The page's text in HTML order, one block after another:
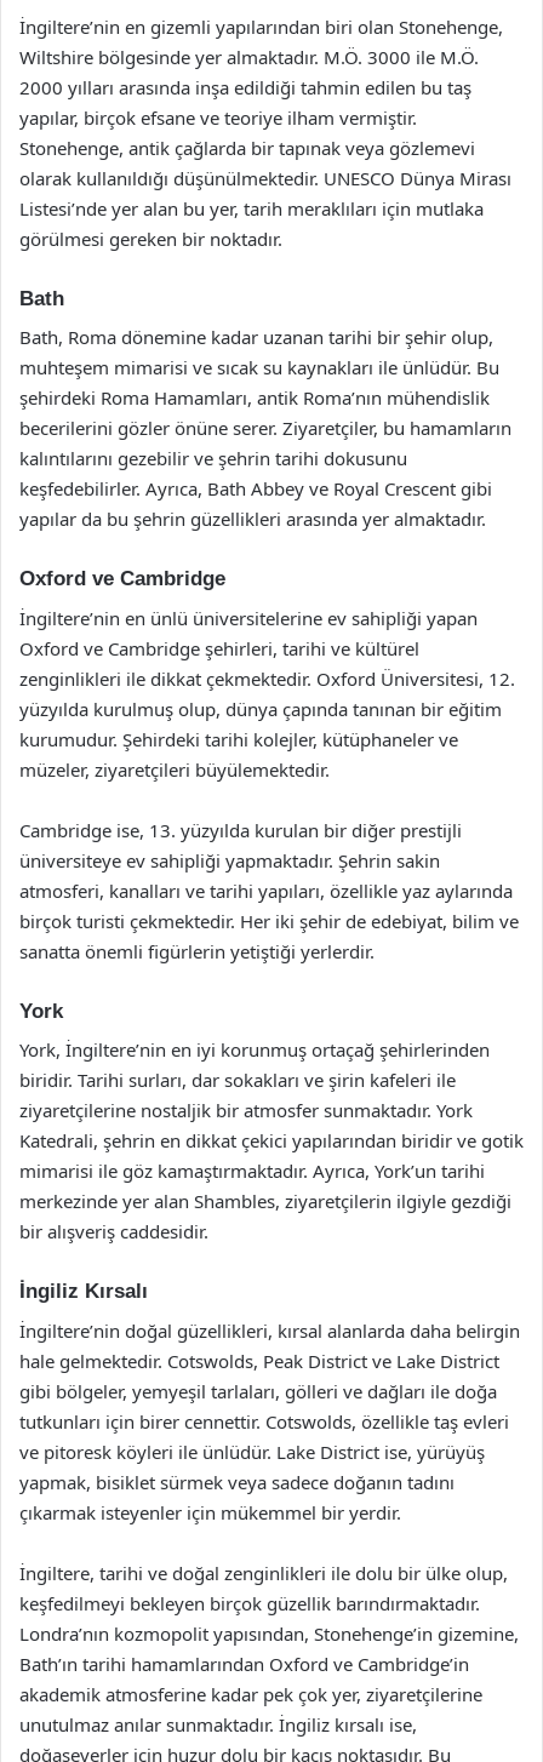
İngiltere’nin en gizemli yapılarından biri olan Stonehenge,
Wiltshire bölgesinde yer almaktadır. M.Ö. 3000 ile M.Ö.
2000 yılları arasında inşa edildiği tahmin edilen bu taş
yapılar, birçok efsane ve teoriye ilham vermiştir.
Stonehenge, antik çağlarda bir tapınak veya gözlemevi
olarak kullanıldığı düşünülmektedir. UNESCO Dünya Mirası
Listesi’nde yer alan bu yer, tarih meraklıları için mutlaka
görülmesi gereken bir noktadır.
Bath
Bath, Roma dönemine kadar uzanan tarihi bir şehir olup,
muhteşem mimarisi ve sıcak su kaynakları ile ünlüdür. Bu
şehirdeki Roma Hamamları, antik Roma’nın mühendislik
becerilerini gözler önüne serer. Ziyaretçiler, bu hamamların
kalıntılarını gezebilir ve şehrin tarihi dokusunu
keşfedebilirler. Ayrıca, Bath Abbey ve Royal Crescent gibi
yapılar da bu şehrin güzellikleri arasında yer almaktadır.
Oxford ve Cambridge
İngiltere’nin en ünlü üniversitelerine ev sahipliği yapan
Oxford ve Cambridge şehirleri, tarihi ve kültürel
zenginlikleri ile dikkat çekmektedir. Oxford Üniversitesi, 12.
yüzyılda kurulmuş olup, dünya çapında tanınan bir eğitim
kurumudur. Şehirdeki tarihi kolejler, kütüphaneler ve
müzeler, ziyaretçileri büyülemektedir.
Cambridge ise, 13. yüzyılda kurulan bir diğer prestijli
üniversiteye ev sahipliği yapmaktadır. Şehrin sakin
atmosferi, kanalları ve tarihi yapıları, özellikle yaz aylarında
birçok turisti çekmektedir. Her iki şehir de edebiyat, bilim ve
sanatta önemli figürlerin yetiştiği yerlerdir.
York
York, İngiltere’nin en iyi korunmuş ortaçağ şehirlerinden
biridir. Tarihi surları, dar sokakları ve şirin kafeleri ile
ziyaretçilerine nostaljik bir atmosfer sunmaktadır. York
Katedrali, şehrin en dikkat çekici yapılarından biridir ve gotik
mimarisi ile göz kamaştırmaktadır. Ayrıca, York’un tarihi
merkezinde yer alan Shambles, ziyaretçilerin ilgiyle gezdiği
bir alışveriş caddesidir.
İngiliz Kırsalı
İngiltere’nin doğal güzellikleri, kırsal alanlarda daha belirgin
hale gelmektedir. Cotswolds, Peak District ve Lake District
gibi bölgeler, yemyeşil tarlaları, gölleri ve dağları ile doğa
tutkunları için birer cennettir. Cotswolds, özellikle taş evleri
ve pitoresk köyleri ile ünlüdür. Lake District ise, yürüyüş
yapmak, bisiklet sürmek veya sadece doğanın tadını
çıkarmak isteyenler için mükemmel bir yerdir.
İngiltere, tarihi ve doğal zenginlikleri ile dolu bir ülke olup,
keşfedilmeyi bekleyen birçok güzellik barındırmaktadır.
Londra’nın kozmopolit yapısından, Stonehenge’in gizemine,
Bath’ın tarihi hamamlarından Oxford ve Cambridge’in
akademik atmosferine kadar pek çok yer, ziyaretçilerine
unutulmaz anılar sunmaktadır. İngiliz kırsalı ise,
doğaseverler için huzur dolu bir kaçış noktasıdır. Bu